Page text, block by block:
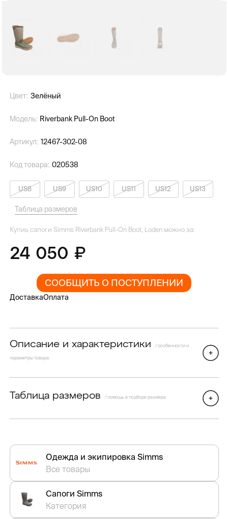
Цвет: Зелёный
Модель: Riverbank Pull-On Boot
Артикул: 12467-302-08
Код товара: 020538
US8 US9 US10 US11 US12 US13
Таблица размеров
Купиь сапоги Simms Riverbank Pull-On Boot, Loden можно за:
24 050
СООБЩИТЬ О ПОСТУПЛЕНИИ
ДоставкаОплата
Описание и характеристики / особенности и
параметры товара
Таблица размеров / помощь в подборе размера
Одежда и экипировка Simms
Все товары
Сапоги Simms
Категория